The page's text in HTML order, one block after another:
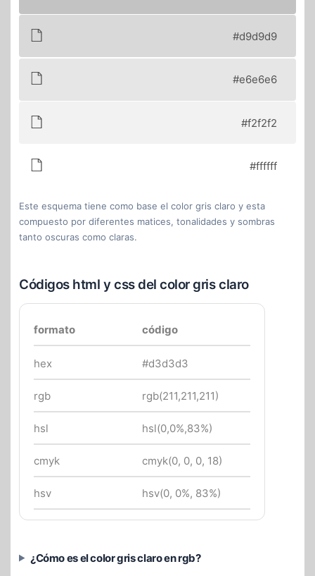
#d9d9d9
#e6e6e6
#f2f2f2
#ffffff
Este esquema tiene como base el color gris claro y esta
compuesto por diferentes matices, tonalidades y sombras
tanto oscuras como claras.
Códigos html y css del color gris claro
formato código
hex #d3d3d3
rgb rgb(211,211,211)
hsl hsl(0,0%,83%)
cmyk cmyk(0, 0, 0, 18)
hsv hsv(0, 0%, 83%)
¿Cómo es el color gris claro en rgb?